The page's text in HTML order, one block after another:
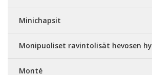
Minichapsit
Monipuoliset ravintolisät hevosen
Monté